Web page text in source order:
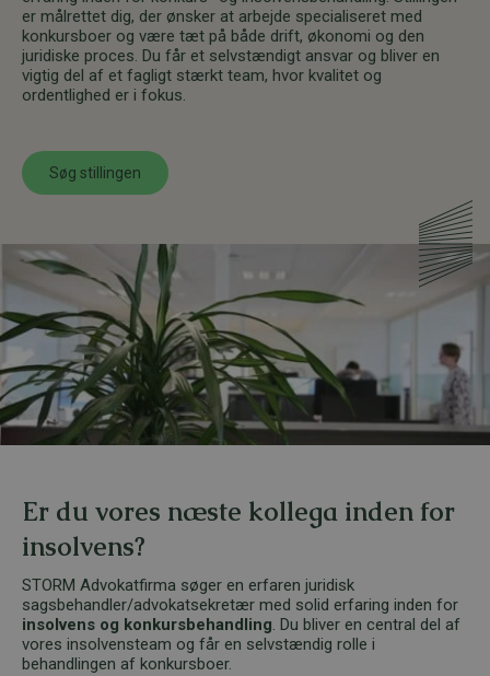
er målrettet dig, der ønsker at arbejde specialiseret med
konkursboer og være tæt på både drift, økonomi og den
juridiske proces. Du får et selvstændigt ansvar og bliver en
vigtig del af et fagligt stærkt team, hvor kvalitet og
ordentlighed er i fokus.
Søg stillingen
Er du vores næste kollega inden for
insolvens?
STORM Advokatfirma søger en erfaren juridisk
sagsbehandler/advokatsekretær med solid erfaring inden for
insolvens og konkursbehandling. Du bliver en central del af
vores insolvensteam og får en selvstændig rolle i
behandlingen af konkursboer.